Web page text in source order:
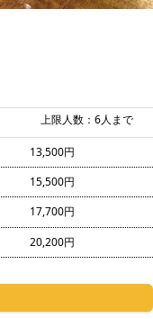
上限人数：6人まで
13,500円
15,500円
17,700円
20,200円